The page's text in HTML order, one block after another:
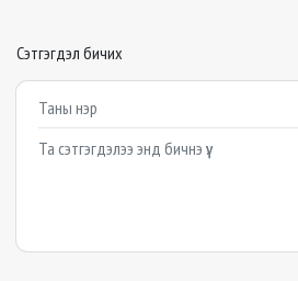
Сэтгэгдэл бичих
Example textarea